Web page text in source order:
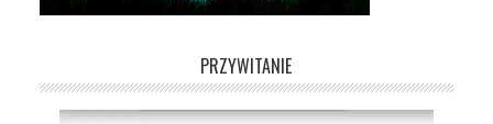
PRZYWITANIE